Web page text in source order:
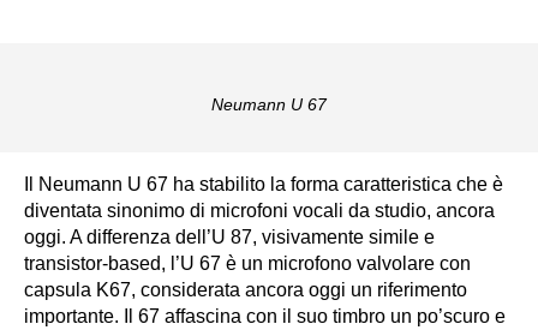
Neumann U 67
Il Neumann U 67 ha stabilito la forma caratteristica che è
diventata sinonimo di microfoni vocali da studio, ancora
oggi. A differenza dell’U 87, visivamente simile e
transistor-based, l’U 67 è un microfono valvolare con
capsula K67, considerata ancora oggi un riferimento
importante. Il 67 affascina con il suo timbro un po’scuro e